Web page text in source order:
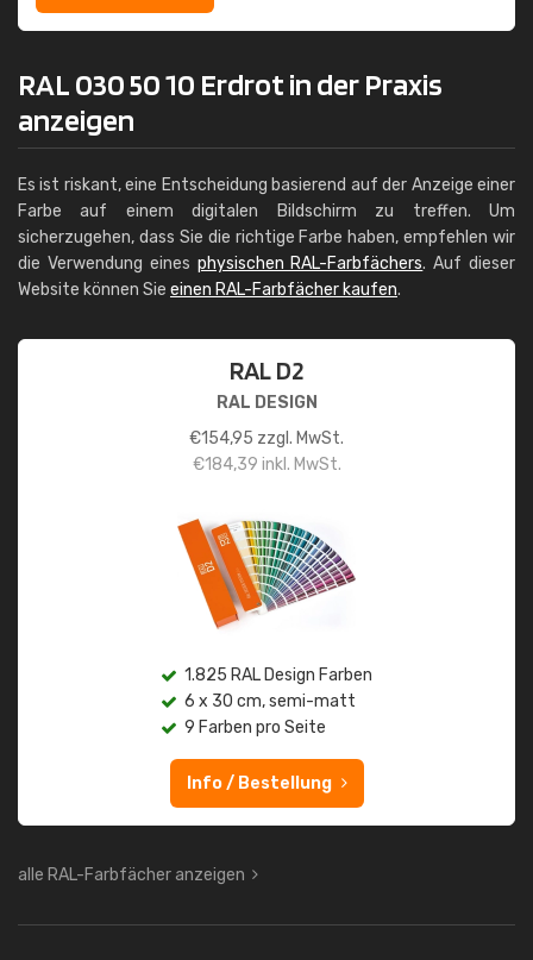
RAL 030 50 10 Erdrot in der Praxis
anzeigen
Es ist riskant, eine Entscheidung basierend auf der Anzeige einer
Farbe auf einem digitalen Bildschirm zu treffen. Um
sicherzugehen, dass Sie die richtige Farbe haben, empfehlen wir
die Verwendung eines physischen RAL-Farbfächers. Auf dieser
Website können Sie einen RAL-Farbfächer kaufen.
RAL D2
RAL DESIGN
€154,95 zzgl. MwSt.
€184,39 inkl. MwSt.
1.825 RAL Design Farben
6 x 30 cm, semi-matt
9 Farben pro Seite
Info / Bestellung
alle RAL-Farbfächer anzeigen